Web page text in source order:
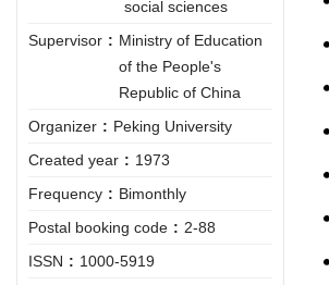
social sciences
Supervisor : Ministry of Education
of the People's
Republic of China
Organizer : Peking University
Created year : 1973
Frequency : Bimonthly
Postal booking code : 2-88
ISSN : 1000-5919